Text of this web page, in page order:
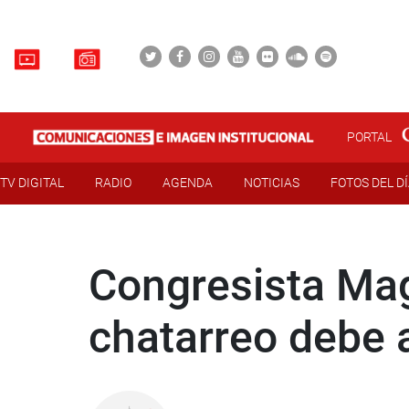
PORTAL
TV DIGITAL RADIO AGENDA NOTICIAS FOTOS DEL
Congresista
chatarreo debe